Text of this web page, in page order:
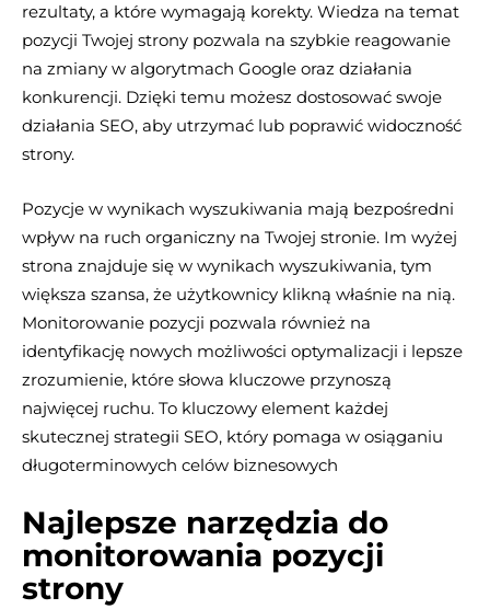
rezultaty, a które wymagają korekty. Wiedza na temat
pozycji Twojej strony pozwala na szybkie reagowanie
na zmiany w algorytmach Google oraz działania
konkurencji. Dzięki temu możesz dostosować swoje
działania SEO, aby utrzymać lub poprawić widoczność
strony.
Pozycje w wynikach wyszukiwania mają bezpośredni
wpływ na ruch organiczny na Twojej stronie. Im wyżej
strona znajduje się w wynikach wyszukiwania, tym
większa szansa, że użytkownicy klikną właśnie na nią.
Monitorowanie pozycji pozwala również na
identyfikację nowych możliwości optymalizacji i lepsze
zrozumienie, które słowa kluczowe przynoszą
najwięcej ruchu. To kluczowy element każdej
skutecznej strategii SEO, który pomaga w osiąganiu
długoterminowych celów biznesowych
Najlepsze narzędzia do
monitorowania pozycji
strony